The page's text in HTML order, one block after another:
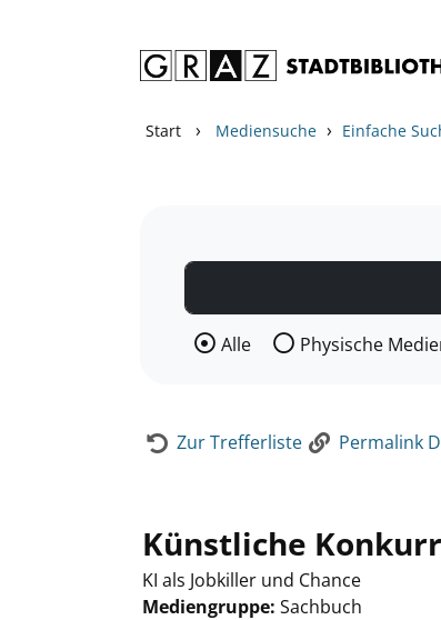
Start › Mediensuche › Einfache
Wählen Sie die Medienart
Alle Physische
Zur Trefferliste Permalink
Künstliche
KI als Jobkiller und Chance
Mediengruppe: Sachbuch